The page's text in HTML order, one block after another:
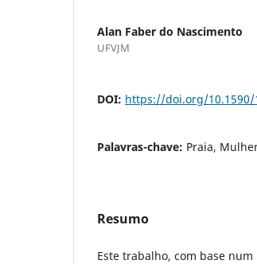
Alan Faber do Nascimento
UFVJM
DOI: https://doi.org/10.1590/
Palavras-chave: Praia,
Resumo
Este trabalho, com base